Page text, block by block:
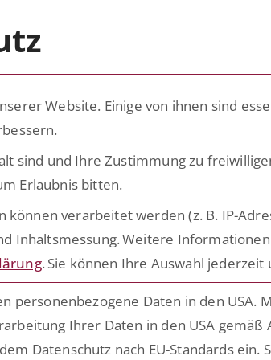
Brinkmann
Führungserfahrung in Personal- und
Geschäftsmodellen und
Veränderungen und entwickle
im Bundesverband der
Connect27
Website. Einige von ihnen sind
sind und Ihre Zustimmung zu
Erlaubnis bitten.
können verarbeitet werden (z. B. IP-
Inhaltsmessung.Weitere
. Sie können Ihre Auswahl jederzeit
personenbezogene Daten in den USA.
Ihrer Daten in den USA gemäß
Datenschutz nach EU-Standards ein.